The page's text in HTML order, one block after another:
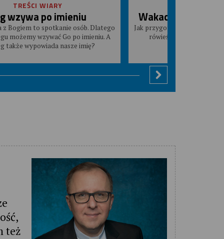
TREŚCI WIARY
wzywa po imieniu
z Bogiem to spotkanie osób. Dlatego
możemy wzywać Go po imieniu. A
także wypowiada nasze imię?
Wakacyjna
Jak przygotować dziecko na
rówieśników i jak mu
też